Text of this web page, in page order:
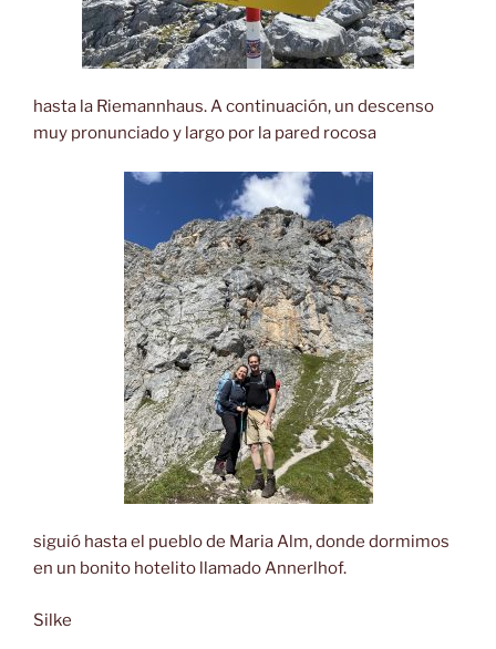
hasta la Riemannhaus. A continuación, un descenso
muy pronunciado y largo por la pared rocosa
siguió hasta el pueblo de Maria Alm, donde dormimos
en un bonito hotelito llamado Annerlhof.
Silke